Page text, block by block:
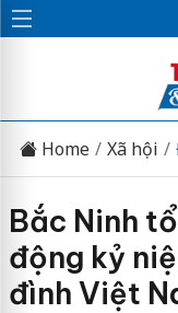
Home Xã hội
Bắc Ninh
động kỷ
đình Việt